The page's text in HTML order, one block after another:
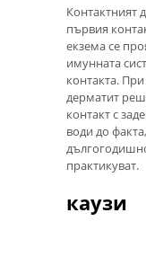
Контактният
първия
екзема се
имунната
контакта.
дерматит
контакт с
води до
практикуват.
каузи